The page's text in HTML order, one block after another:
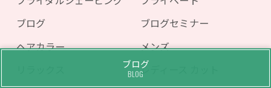
ブログ
ブログセミナー
ヘアカラー
メンズ
レディース カット
ブログ
BLOG